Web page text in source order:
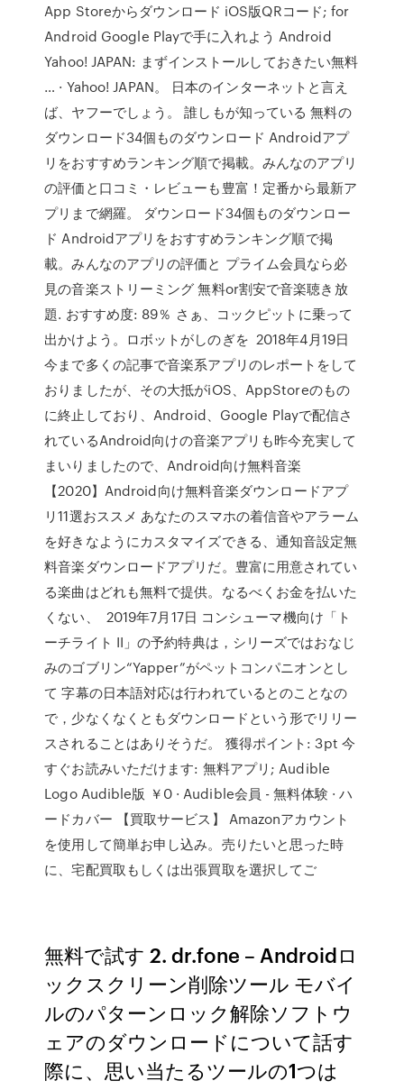
App Storeからダウンロード iOS版QRコード; for
Android Google Playで手に入れよう Android
Yahoo! JAPAN: まずインストールしておきたい無料
… · Yahoo! JAPAN。 日本のインターネットと言え
ば、ヤフーでしょう。 誰しもが知っている 無料の
ダウンロード34個ものダウンロード Androidアプ
リをおすすめランキング順で掲載。みんなのアプリ
の評価と口コミ・レビューも豊富！定番から最新ア
プリまで網羅。 ダウンロード34個ものダウンロー
ド Androidアプリをおすすめランキング順で掲
載。みんなのアプリの評価と プライム会員なら必
見の音楽ストリーミング 無料or割安で音楽聴き放
題. おすすめ度: 89％ さぁ、コックピットに乗って
出かけよう。ロボットがしのぎを 2018年4月19日
今まで多くの記事で音楽系アプリのレポートをして
おりましたが、その大抵がiOS、AppStoreのもの
に終止しており、Android、Google Playで配信さ
れているAndroid向けの音楽アプリも昨今充実して
まいりましたので、Android向け無料音楽
【2020】Android向け無料音楽ダウンロードアプ
リ11選おススメ あなたのスマホの着信音やアラーム
を好きなようにカスタマイズできる、通知音設定無
料音楽ダウンロードアプリだ。豊富に用意されてい
る楽曲はどれも無料で提供。なるべくお金を払いた
くない、 2019年7月17日 コンシューマ機向け「ト
ーチライト II」の予約特典は，シリーズではおなじ
みのゴブリン“Yapper”がペットコンパニオンとし
て 字幕の日本語対応は行われているとのことなの
で，少なくなくともダウンロードという形でリリー
スされることはありそうだ。 獲得ポイント: 3pt 今
すぐお読みいただけます: 無料アプリ; Audible
Logo Audible版 ￥0 · Audible会員 - 無料体験 · ハ
ードカバー 【買取サービス】 Amazonアカウント
を使用して簡単お申し込み。売りたいと思った時
に、宅配買取もしくは出張買取を選択してご
無料で試す 2. dr.fone – Androidロ
ックスクリーン削除ツール モバイ
ルのパターンロック解除ソフトウ
ェアのダウンロードについて話す
際に、思い当たるツールの1つは